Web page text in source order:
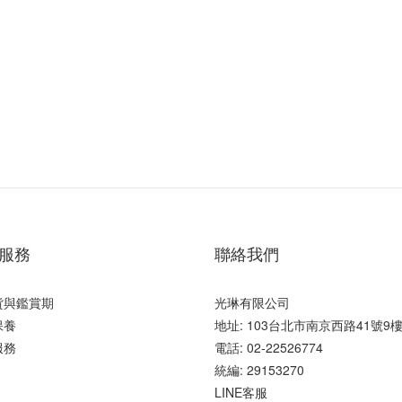
務
鑑賞期
聯絡我們
光琳有限公司
地址: 103台北市南京西路41號9
電話: 02-22526774
統編: 29153270
LINE客服